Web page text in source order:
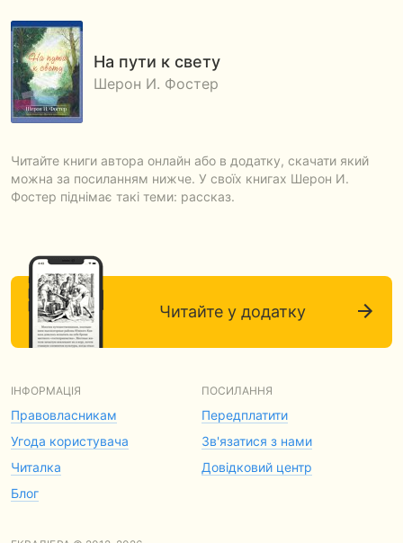
На пути к свету
Шерон И. Фостер
Читайте книги автора онлайн або в додатку, скачати який
можна за посиланням нижче. У своїх книгах Шерон И.
Фостер піднімає такі теми: рассказ.
Читайте у додатку
ІНФОРМАЦІЯ
Правовласникам
Угода користувача
Читалка
Блог
ПОСИЛАННЯ
Передплатити
Зв'язатися з нами
Довідковий центр